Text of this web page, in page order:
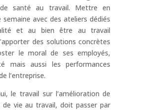
santé au travail. Mettre en
semaine avec des ateliers dédiés
et au bien être au travail
des solutions concrètes
le moral de ses employés,
mais aussi les performances
l’entreprise.
le travail sur l’amélioration de
de vie au travail, doit passer par